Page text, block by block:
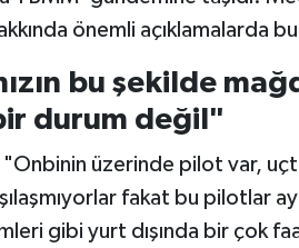
önemli açıklamalarda
bu şekilde
durum değil"
"Onbinin üzerinde pilot var,
fakat bu pilotlar
gibi yurt dışında bir çok